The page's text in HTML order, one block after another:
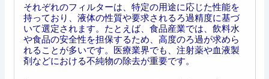
それぞれのフィルターは、特定の用途に応じた性能を
持っており、液体の性質や要求されるろ過精度に基づ
いて選定されます。たとえば、食品産業では、飲料水
や食品の安全性を担保するため、高度のろ過が求めら
れることが多いです。医療業界でも、注射薬や血液製
剤などにおける不純物の除去が重要です。